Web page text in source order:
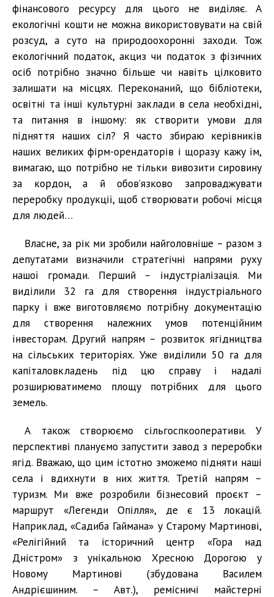
фінансового ресурсу для цього не виділяє. А
екологічні кошти не можна використовувати на свій
розсуд, а суто на природоохоронні заходи. Тож
екологічний податок, акциз чи податок з фізичних
осіб потрібно значно більше чи навіть цілковито
залишати на місцях. Переконаний, що бібліотеки,
освітні та інші культурні заклади в села необхідні,
та питання в іншому: як створити умови для
підняття наших сіл? Я часто збираю керівників
наших великих фірм-орендаторів і щоразу кажу їм,
вимагаю, що потрібно не тільки вивозити сировину
за кордон, а й обов’язково запроваджувати
переробку продукції, щоб створювати робочі місця
для людей…
Власне, за рік ми зробили найголовніше – разом з
депутатами визначили стратегічні напрями руху
нашої громади. Перший – індустріалізація. Ми
виділили 32 га для створення індустріального
парку і вже виготовляємо потрібну документацію
для створення належних умов потенційним
інвесторам. Другий напрям – розвиток ягідництва
на сільських територіях. Уже виділили 50 га для
капіталовкладень під цю справу і надалі
розширюватимемо площу потрібних для цього
земель.
А також створюємо сільгоспкооперативи. У
перспективі плануємо запустити завод з переробки
ягід. Вважаю, що цим істотно зможемо підняти наші
села і вдихнути в них життя. Третій напрям –
туризм. Ми вже розробили бізнесовий проєкт –
маршрут «Легенди Опілля», де є 13 локацій.
Наприклад, «Садиба Гаймана» у Старому Мартинові,
«Релігійний та історичний центр «Гора над
Дністром» з унікальною Хресною Дорогою у
Новому Мартинові (збудована Василем
Андрієшиним. – Авт.), ремісничі майстерні